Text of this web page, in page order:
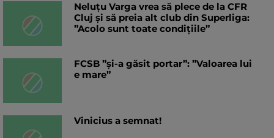
Neluțu Varga vrea să plece de la CFR
Cluj și să preia alt club din Superliga:
”Acolo sunt toate condițiile”
FCSB ”și-a găsit portar”: ”Valoarea lui
e mare”
Vinicius a semnat!